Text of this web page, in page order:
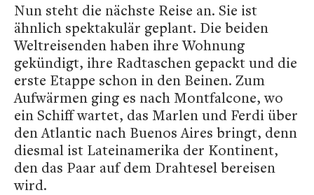
Nun steht die nächste Reise an. Sie ist
ähnlich spektakulär geplant. Die beiden
Weltreisenden haben ihre Wohnung
gekündigt, ihre Radtaschen gepackt und die
erste Etappe schon in den Beinen. Zum
Aufwärmen ging es nach Montfalcone, wo
ein Schiff wartet, das Marlen und Ferdi über
den Atlantic nach Buenos Aires bringt, denn
diesmal ist Lateinamerika der Kontinent,
den das Paar auf dem Drahtesel bereisen
wird.